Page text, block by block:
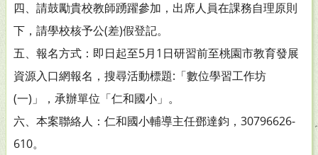
四、請鼓勵貴校教師踴躍參加，出席人員在課務自理原則
下，請學校核予公(差)假登記。
五、報名方式：即日起至5月1日研習前至桃園市教育發展
資源入口網報名，搜尋活動標題:「數位學習工作坊
(一)」，承辦單位「仁和國小」。
六、本案聯絡人：仁和國小輔導主任鄧達鈞，30796626-
610。